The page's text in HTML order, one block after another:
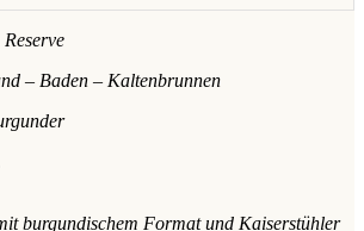
Reserve
– Baden – Kaltenbrunnen
burgundischem Format und Kaiserstühler